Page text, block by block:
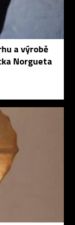
a výrobě
Norgueta